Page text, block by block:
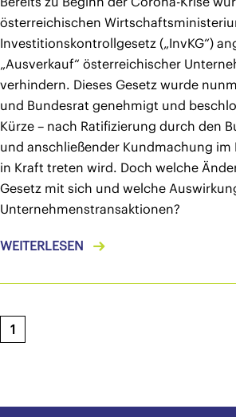
österreichischen
Investitionskontrollgesetz („InvKG“)
„Ausverkauf“ österreichischer
verhindern. Dieses Gesetz wurde
und Bundesrat genehmigt und
Kürze – nach Ratifizierung durch den
und anschließender Kundmachung im
in Kraft treten wird. Doch welche
Gesetz mit sich und welche
Unternehmenstransaktionen?
WEITERLESEN
1